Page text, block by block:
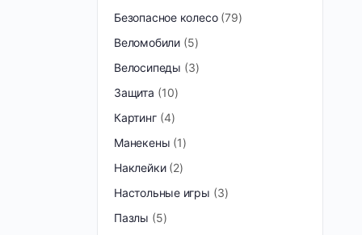
Безопасное колесо 79
Веломобили 5
Велосипеды
3
Защита
10
Картинг 4
Манекены 1
Наклейки 2
Настольные игры
3
Пазлы
5